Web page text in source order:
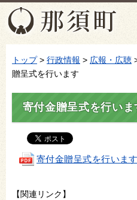
トップ> 行政情報 > 広報・広聴
贈呈式を行います
寄付金贈呈式を行いま
寄付金贈呈式を行いま
【関連リンク】